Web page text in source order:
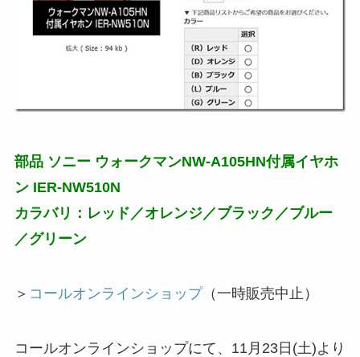
部品 ソニー ウォークマンNW-A105HN付属イヤホ
ン IER-NW510N
カラバリ：レッド／オレンジ／ブラック／ブルー
／グリーン
＞ コールオンラインショップ（一時販売中止）
コールオンラインショップにて、11月23日(土)より